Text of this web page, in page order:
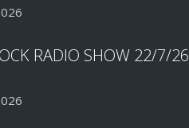
RADIO SHOW 22/7/26